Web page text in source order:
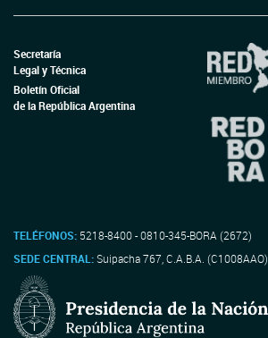
Secretaría
Legal y Técnica
Boletín Oficial
de la República Argentina
TELÉFONOS: 5218-8400 - 0810-345-BORA (2672)
SEDE CENTRAL:Suipacha 767, C.A.B.A. (C1008AAO)